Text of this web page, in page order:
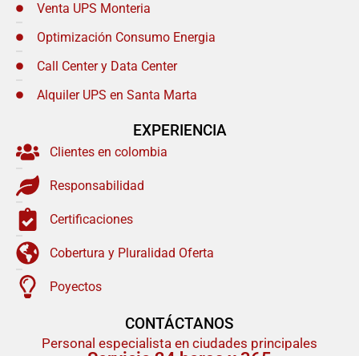
Venta UPS Monteria
Optimización Consumo Energia
Call Center y Data Center
Alquiler UPS en Santa Marta
EXPERIENCIA
Clientes en colombia
Responsabilidad
Certificaciones
Cobertura y Pluralidad Oferta
Poyectos
CONTÁCTANOS
Personal especialista en ciudades principales